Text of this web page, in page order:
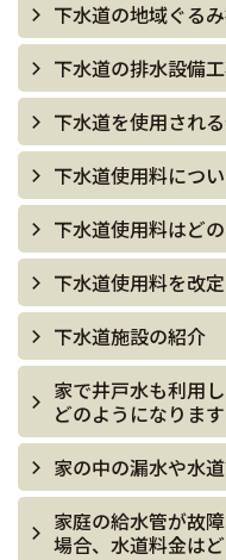
下水道の地域ぐる
下水道の排水設備
下水道を使用され
下水道使用料につ
下水道使用料はど
下水道使用料を改
下水道施設の紹介
家で井戸水も利用
どのようになります
家の中の漏水や水
家庭の給水管が故
場合、水道料金はど